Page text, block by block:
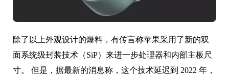
除了以上外观设计的爆料，有传言称苹果采用了新的双
面系统级封装技术（SiP）来进一步处理器和内部主板尺
寸。 但是，据最新的消息称，这个技术延迟到 2022 年，